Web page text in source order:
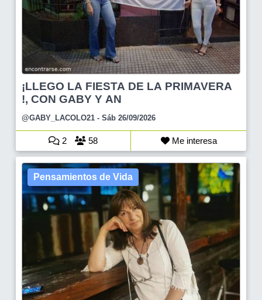
¡LLEGO LA FIESTA DE LA PRIMAVERA
!, CON GABY Y AN
@GABY_LACOLO21 - Sáb 26/09/2026
2 58 Me interesa
Pensamientos de Vida